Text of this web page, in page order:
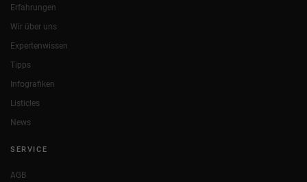
Erfahrungen
Wir über uns
Expertenwissen
Tipps
Infografiken
Listicles
News
SERVICE
AGB